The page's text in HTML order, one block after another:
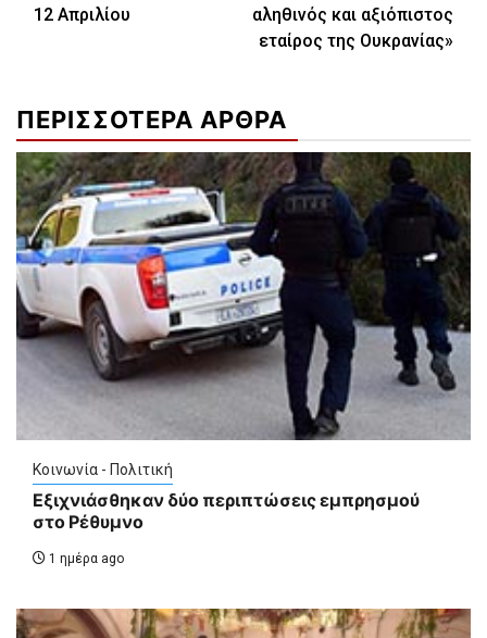
12 Απριλίου
αληθινός και αξιόπιστος
εταίρος της Ουκρανίας»
ΠΕΡΙΣΣΟΤΕΡΑ ΑΡΘΡΑ
Κοινωνία - Πολιτική
Εξιχνιάσθηκαν δύο περιπτώσεις εμπρησμού
στο Ρέθυμνο
1 ημέρα ago